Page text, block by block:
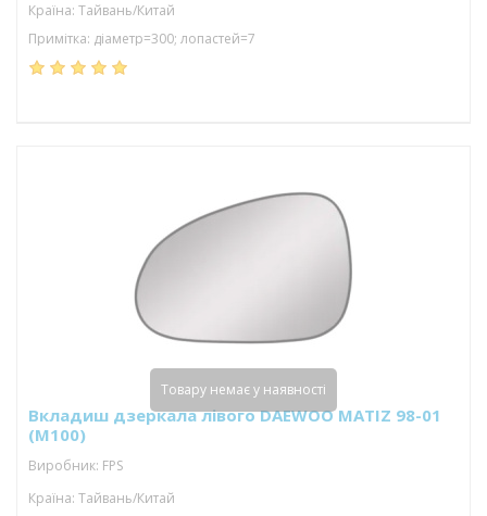
Країна: Тайвань/Китай
Примітка: діаметр=300; лопастей=7
Вкладиш дзеркала лівого DAEWOO MATIZ 98-01
(M100)
Виробник: FPS
Країна: Тайвань/Китай
Товару немає у наявності